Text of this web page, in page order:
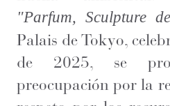
"Parfum, Sculpture
Palais de Tokyo,
de 2025, se
preocupación por la